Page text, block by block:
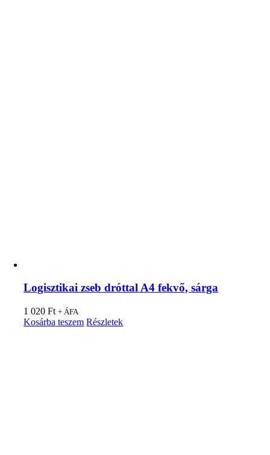
Logisztikai zseb dróttal A4 fekvő, sárga
1 020Ft + ÁFA
Kosárba teszem Részletek